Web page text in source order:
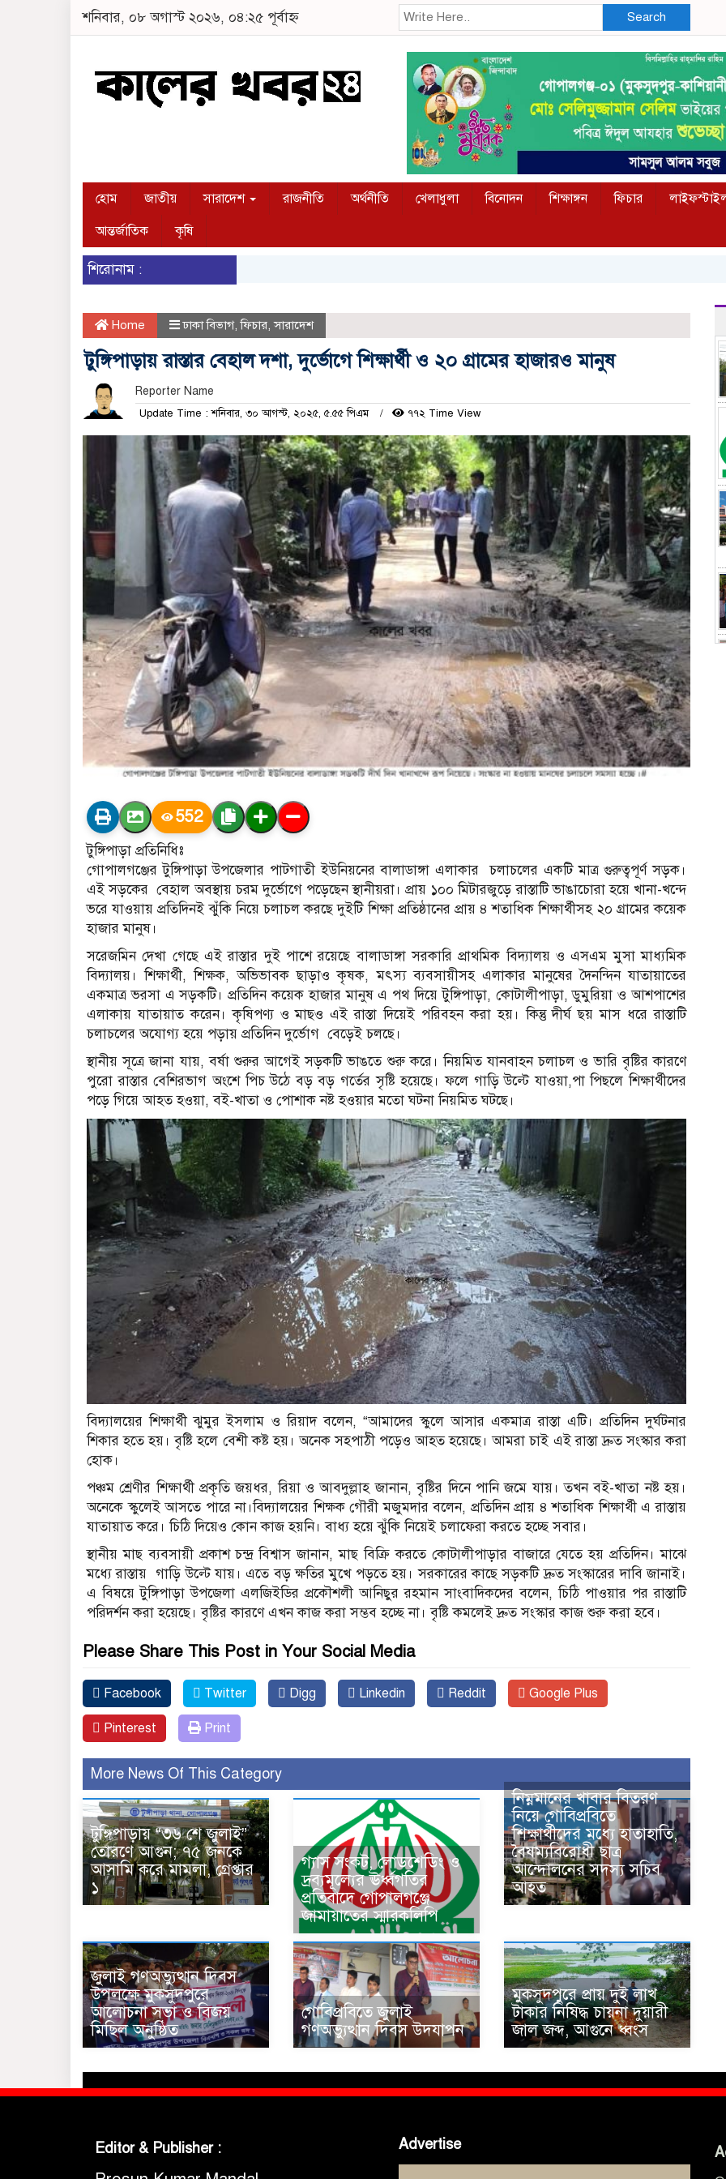
শনিবার, ০৮ অগাস্ট ২০২৬, ০৪:২৫ পূর্বাহ্ন Search
হোম জাতীয় সারাদেশ রাজনীতি অর্থনীতি খেলাধুলা বিনোদন শিক্ষাঙ্গন ফিচার
আন্তর্জাতিক
কৃষি
শিরোনাম :
Home ঢাকা বিভাগ,ফিচার,সারাদেশ
টুঙ্গিপাড়ায় রাস্তার বেহাল দশা, দুর্ভোগে শিক্ষার্থী ও ২০ গ্রামের হাজারও মানুষ
Reporter Name
Update Time : শনিবার, ৩০ আগস্ট, ২০২৫, ৫.৫৫ পিএম ৭৭২ Time View
552
টুঙ্গিপাড়া প্রতিনিধিঃ
গোপালগঞ্জের টুঙ্গিপাড়া উপজেলার পাটগাতী ইউনিয়নের বালাডাঙ্গা এলাকার চলাচলের একটি মাত্র গুরুত্বপূর্ণ সড়ক।
এই সড়কের বেহাল অবস্থায় চরম দুর্ভোগে পড়েছেন স্থানীয়রা। প্রায় ১০০ মিটারজুড়ে রাস্তাটি ভাঙাচোরা হয়ে খানা-খন্দে
ভরে যাওয়ায় প্রতিদিনই ঝুঁকি নিয়ে চলাচল করছে দুইটি শিক্ষা প্রতিষ্ঠানের প্রায় ৪ শতাধিক শিক্ষার্থীসহ ২০ গ্রামের কয়েক
হাজার মানুষ।
সরেজমিন দেখা গেছে এই রাস্তার দুই পাশে রয়েছে বালাডাঙ্গা সরকারি প্রাথমিক বিদ্যালয় ও এসএম মুসা মাধ্যমিক
বিদ্যালয়। শিক্ষার্থী, শিক্ষক, অভিভাবক ছাড়াও কৃষক, মৎস্য ব্যবসায়ীসহ এলাকার মানুষের দৈনন্দিন যাতায়াতের
একমাত্র ভরসা এ সড়কটি। প্রতিদিন কয়েক হাজার মানুষ এ পথ দিয়ে টুঙ্গিপাড়া, কোটালীপাড়া, ডুমুরিয়া ও আশপাশের
এলাকায় যাতায়াত করেন। কৃষিপণ্য ও মাছও এই রাস্তা দিয়েই পরিবহন করা হয়। কিন্তু দীর্ঘ ছয় মাস ধরে রাস্তাটি
চলাচলের অযোগ্য হয়ে পড়ায় প্রতিদিন দুর্ভোগ বেড়েই চলছে।
স্থানীয় সূত্রে জানা যায়, বর্ষা শুরুর আগেই সড়কটি ভাঙতে শুরু করে। নিয়মিত যানবাহন চলাচল ও ভারি বৃষ্টির কারণে
পুরো রাস্তার বেশিরভাগ অংশে পিচ উঠে বড় বড় গর্তের সৃষ্টি হয়েছে। ফলে গাড়ি উল্টে যাওয়া,পা পিছলে শিক্ষার্থীদের
পড়ে গিয়ে আহত হওয়া, বই-খাতা ও পোশাক নষ্ট হওয়ার মতো ঘটনা নিয়মিত ঘটছে।
বিদ্যালয়ের শিক্ষার্থী ঝুমুর ইসলাম ও রিয়াদ বলেন, “আমাদের স্কুলে আসার একমাত্র রাস্তা এটি। প্রতিদিন দুর্ঘটনার
শিকার হতে হয়। বৃষ্টি হলে বেশী কষ্ট হয়। অনেক সহপাঠী পড়েও আহত হয়েছে। আমরা চাই এই রাস্তা দ্রুত সংস্কার করা
হোক।
পঞ্চম শ্রেণীর শিক্ষার্থী প্রকৃতি জয়ধর, রিয়া ও আবদুল্লাহ জানান, বৃষ্টির দিনে পানি জমে যায়। তখন বই-খাতা নষ্ট হয়।
অনেকে স্কুলেই আসতে পারে না।বিদ্যালয়ের শিক্ষক গৌরী মজুমদার বলেন, প্রতিদিন প্রায় ৪ শতাধিক শিক্ষার্থী এ রাস্তায়
যাতায়াত করে। চিঠি দিয়েও কোন কাজ হয়নি। বাধ্য হয়ে ঝুঁকি নিয়েই চলাফেরা করতে হচ্ছে সবার।
স্থানীয় মাছ ব্যবসায়ী প্রকাশ চন্দ্র বিশ্বাস জানান, মাছ বিক্রি করতে কোটালীপাড়ার বাজারে যেতে হয় প্রতিদিন। মাঝে
মধ্যে রাস্তায় গাড়ি উল্টে যায়। এতে বড় ক্ষতির মুখে পড়তে হয়। সরকারের কাছে সড়কটি দ্রুত সংস্কারের দাবি জানাই।
এ বিষয়ে টুঙ্গিপাড়া উপজেলা এলজিইডির প্রকৌশলী আনিছুর রহমান সাংবাদিকদের বলেন, চিঠি পাওয়ার পর রাস্তাটি
পরিদর্শন করা হয়েছে। বৃষ্টির কারণে এখন কাজ করা সম্ভব হচ্ছে না। বৃষ্টি কমলেই দ্রুত সংস্কার কাজ শুরু করা হবে।
Please Share This Post in Your Social Media
Facebook Twitter Digg Linkedin Reddit Google Plus
Pinterest Print
More News Of This Category
টুঙ্গিপাড়ায় “৩৬ শে জুলাই”
তোরণে আগুন; ৭৫ জনকে
আসামি করে মামলা, গ্রেপ্তার
১
গ্যাস সংকট, লোডশেডিং ও
দ্রব্যমূল্যের ঊর্ধ্বগতির
প্রতিবাদে গোপালগঞ্জে
জামায়াতের স্মারকলিপি
নিম্নমানের খাবার বিতরণ
নিয়ে গোবিপ্রবিতে
শিক্ষার্থীদের মধ্যে হাতাহাতি,
বৈষম্যবিরোধী ছাত্র
আন্দোলনের সদস্য সচিব
আহত
জুলাই গণঅভ্যুত্থান দিবস
উপলক্ষে মুকসুদপুরে
আলোচনা সভা ও বিজয়
মিছিল অনুষ্ঠিত
গোবিপ্রবিতে জুলাই
গণঅভ্যুত্থান দিবস উদযাপন
মুকসুদপুরে প্রায় দুই লাখ
টাকার নিষিদ্ধ চায়না দুয়ারী
জাল জব্দ, আগুনে ধ্বংস
Editor & Publisher : Advertise